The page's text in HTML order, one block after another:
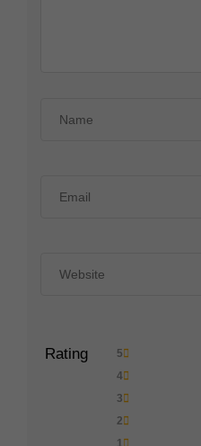
Rating
5
4
3
2
1